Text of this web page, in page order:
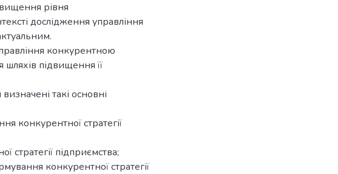
рівня
дослідження управління
конкурентною
шляхів підвищення її
такі основні
конкурентної стратегії
стратегії підприємства;
конкурентної стратегії